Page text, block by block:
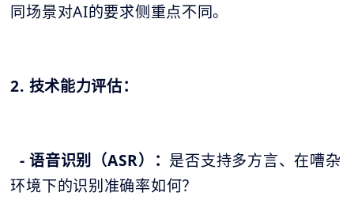
同场景对AI的要求侧重点不同。
2. 技术能力评估：
- 语音识别（ASR）： 是否支持多方言、在嘈杂
环境下的识别准确率如何？